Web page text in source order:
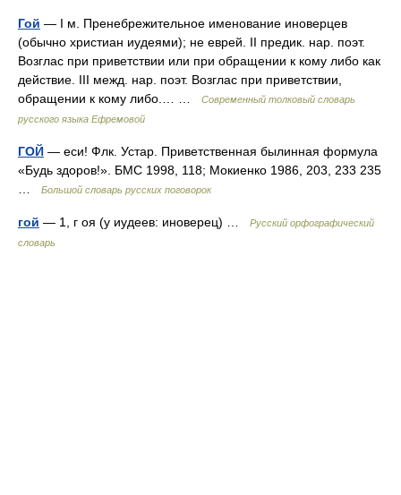
Гой — I м. Пренебрежительное именование иноверцев
(обычно христиан иудеями); не еврей. II предик. нар. поэт.
Возглас при приветствии или при обращении к кому либо как
действие. III межд. нар. поэт. Возглас при приветствии,
обращении к кому либо.… …
Современный толковый словарь
русского языка Ефремовой
ГОЙ — еси! Флк. Устар. Приветственная былинная формула
«Будь здоров!». БМС 1998, 118; Мокиенко 1986, 203, 233 235
Большой словарь русских поговорок
гой — 1, г оя (у иудеев: иноверец) …
Русский орфографический
словарь